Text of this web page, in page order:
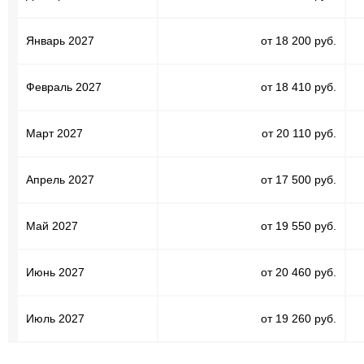
Январь 2027 от 18 200 руб.
Февраль 2027 от 18 410 руб.
Март 2027 от 20 110 руб.
Апрель 2027 от 17 500 руб.
Май 2027 от 19 550 руб.
Июнь 2027 от 20 460 руб.
Июль 2027 от 19 260 руб.